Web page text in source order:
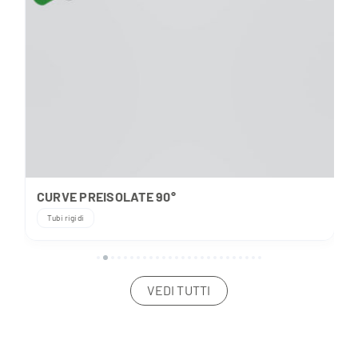
CURVE PREISOLATE 90°
Tubi rigidi
VEDI TUTTI